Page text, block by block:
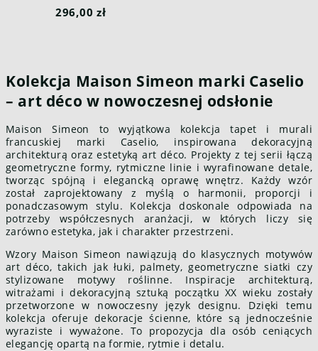
296,00 zł
Kolekcja Maison Simeon marki Caselio
– art déco w nowoczesnej odsłonie
Maison Simeon to wyjątkowa kolekcja tapet i murali
francuskiej marki Caselio, inspirowana dekoracyjną
architekturą oraz estetyką art déco. Projekty z tej serii łączą
geometryczne formy, rytmiczne linie i wyrafinowane detale,
tworząc spójną i elegancką oprawę wnętrz. Każdy wzór
został zaprojektowany z myślą o harmonii, proporcji i
ponadczasowym stylu. Kolekcja doskonale odpowiada na
potrzeby współczesnych aranżacji, w których liczy się
zarówno estetyka, jak i charakter przestrzeni.
Wzory Maison Simeon nawiązują do klasycznych motywów
art déco, takich jak łuki, palmety, geometryczne siatki czy
stylizowane motywy roślinne. Inspiracje architekturą,
witrażami i dekoracyjną sztuką początku XX wieku zostały
przetworzone w nowoczesny język designu. Dzięki temu
kolekcja oferuje dekoracje ścienne, które są jednocześnie
wyraziste i wyważone. To propozycja dla osób ceniących
elegancję opartą na formie, rytmie i detalu.